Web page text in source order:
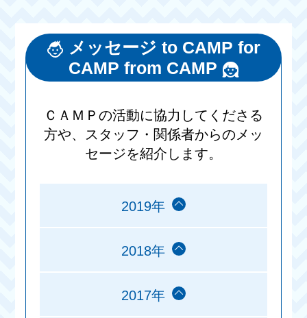
メッセージ to CAMP for
CAMP from CAMP
ＣＡＭＰの活動に協力してくださる
方や、スタッフ・関係者からのメッ
セージを紹介します。
2019年
2018年
2017年